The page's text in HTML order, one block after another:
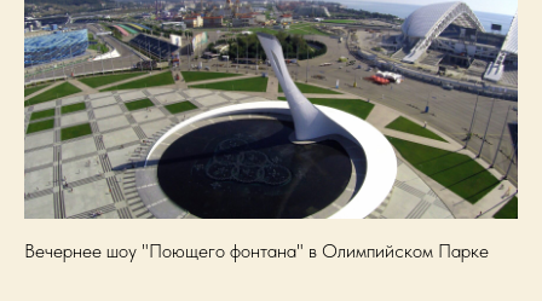
Вечернее шоу "Поющего фонтана" в Олимпийском Парке